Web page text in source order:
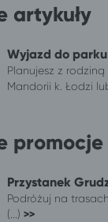
artykuły
Wyjazd do
Planujesz z
Mandorii k. Łodzi
promocje
Przystanek
Podróżuj na
(...) >>